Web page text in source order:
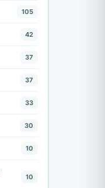
105
42
37
37
33
30
10
10